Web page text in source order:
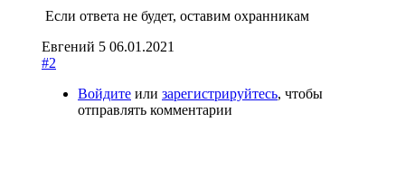
Если ответа не будет, оставим охранникам
Евгений 5 06.01.2021
#2
Войдите или зарегистрируйтесь, чтобы
отправлять комментарии